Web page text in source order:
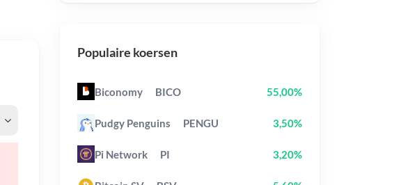
Populaire koersen
Biconomy BICO 55,00%
Pudgy Penguins PENGU 3,50%
Pi Network PI 3,20%